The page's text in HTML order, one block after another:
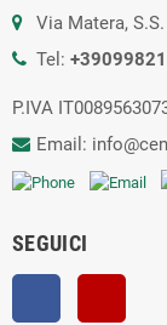
Via Matera,
Tel:
P.IVA
Email:
SEGUICI
Facebook